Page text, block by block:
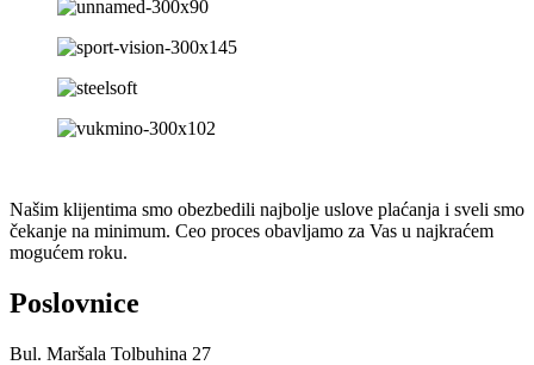
Našim klijentima smo obezbedili najbolje uslove plaćanja i sveli smo
čekanje na minimum. Ceo proces obavljamo za Vas u najkraćem
mogućem roku.
Poslovnice
Bul. Maršala Tolbuhina 27